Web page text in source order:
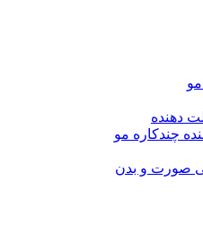
دهنده
چندکاره مو
صورت و بدن